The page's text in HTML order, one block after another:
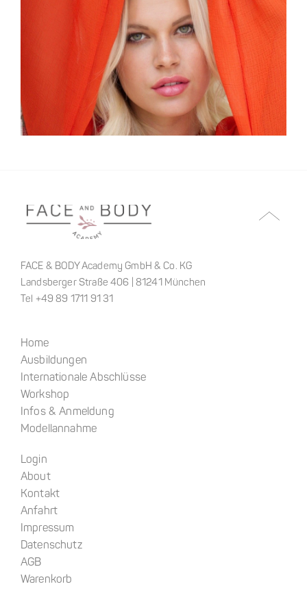
FACE & BODY Academy GmbH & Co. KG
Landsberger Straße 406 | 81241 München
Tel +49 89 1711 91 31
Home
Ausbildungen
Internationale Abschlüsse
Workshop
Infos & Anmeldung
Modellannahme
Login
About
Kontakt
Anfahrt
Impressum
Datenschutz
AGB
Warenkorb